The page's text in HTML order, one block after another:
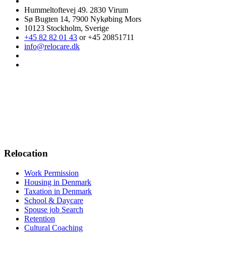
Hummeltoftevej 49. 2830 Virum
Sø Bugten 14, 7900 Nykøbing Mors
10123 Stockholm, Sverige
+45 82 82 01 43 or +45 20851711
info@relocare.dk
Relocation
Work Permission
Housing in Denmark
Taxation in Denmark
School & Daycare
Spouse job Search
Retention
Cultural Coaching